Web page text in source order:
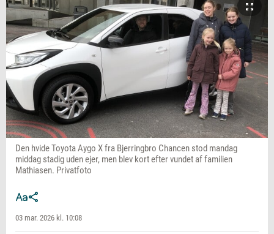
Den hvide Toyota Aygo X fra Bjerringbro Chancen stod mandag
middag stadig uden ejer, men blev kort efter vundet af familien
Mathiasen. Privatfoto
03 mar. 2026 kl. 10:08